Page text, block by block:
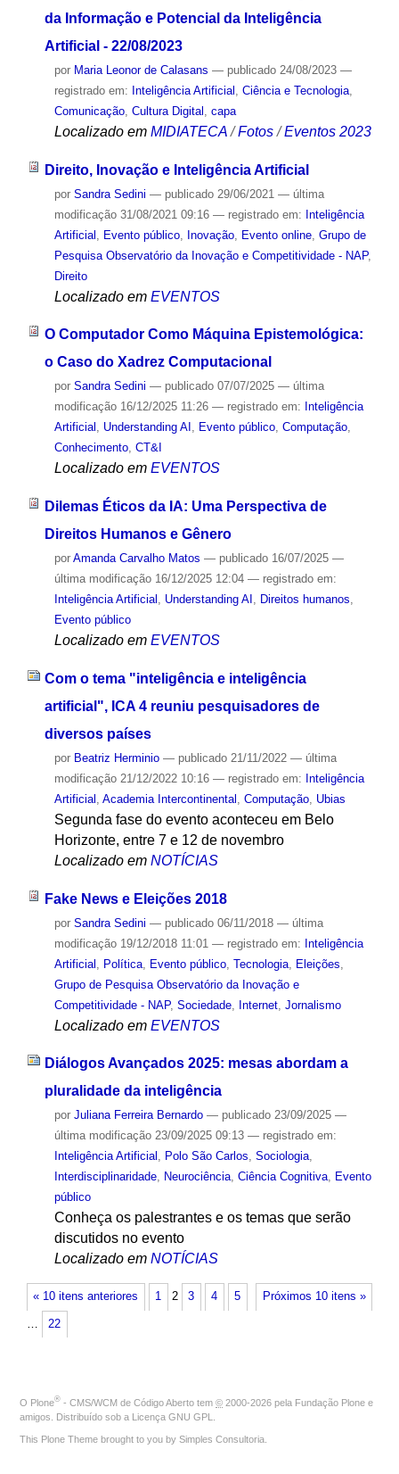
da Informação e Potencial da Inteligência
Artificial - 22/08/2023
por Maria Leonor de Calasans — publicado24/08/2023 —
registrado em: Inteligência Artificial , Ciência e Tecnologia,
Comunicação, Cultura Digital , capa
Localizado em MIDIATECA /Fotos /Eventos 2023
Direito, Inovação e Inteligência Artificial
por Sandra Sedini — publicado29/06/2021 — última
modificação31/08/2021 09:16 — registrado em: Inteligência
Artificial
Evento público, Inovação, Evento online, Grupo de
Pesquisa Observatório da Inovação e Competitividade - NAP,
Direito
Localizado em EVENTOS
O Computador Como Máquina Epistemológica:
o Caso do Xadrez Computacional
por Sandra Sedini — publicado07/07/2025 — última
modificação16/12/2025 11:26 — registrado em: Inteligência
Artificial , Understanding AI , Evento público, Computação,
Conhecimento, CT&I
Localizado em EVENTOS
Dilemas Éticos da IA: Uma Perspectiva de
Direitos Humanos e Gênero
por Amanda Carvalho Matos — publicado16/07/2025 —
última modificação16/12/2025 12:04 — registrado em:
Inteligência Artificial , Understanding AI , Direitos humanos,
Evento público
Localizado em EVENTOS
Com o tema "inteligência e inteligência
artificial", ICA 4 reuniu pesquisadores de
diversos países
por Beatriz Herminio — publicado21/11/2022 — última
modificação21/12/2022 10:16 — registrado em: Inteligência
Artificial
Academia Intercontinental Computação, Ubias
Segunda fase do evento aconteceu em Belo
Horizonte, entre 7 e 12 de novembro
Localizado em NOTÍCIAS
Fake News e Eleições 2018
por Sandra Sedini — publicado06/11/2018 — última
modificação19/12/2018 11:01 — registrado em: Inteligência
Artificial
Política, Evento público, Tecnologia, Eleições
Grupo de Pesquisa Observatório da Inovação e
Competitividade - NAP, Sociedade, Internet, Jornalismo
Localizado em EVENTOS
Diálogos Avançados 2025: mesas abordam a
pluralidade da inteligência
por Juliana Ferreira Bernardo — publicado23/09/2025 —
última modificação23/09/2025 09:13 — registrado em:
Inteligência Artificial , Polo São Carlos, Sociologia,
Interdisciplinaridade, Neurociência, Ciência Cognitiva, Evento
público
Conheça os palestrantes e os temas que serão
discutidos no evento
Localizado em NOTÍCIAS
« 10 itens anteriores Próximos 10 itens »
1 2 3 4 5
… 22
O Plone® - CMS/WCM de Código Aberto tem © 2000-2026 pela Fundação Plone e
amigos. Distribuído sob a Licença GNU GPL
This Plone Theme brought to you by Simples Consultoria